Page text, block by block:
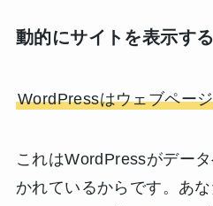
動的にサイトを表示する
WordPressはウェブペー
これはWordPressがデー
かれているからです。あ